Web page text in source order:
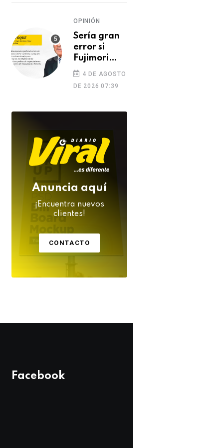
MISCELÁNEA
Spider-Man rompe
récords y lidera la
Extorsionan a
su vivienda
OPINIÓN
Sería gran
error si
Fujimori
indulta a
Castillo o
Toledo
4 DE AGOSTO
DE 2026 07:39
Anuncia aquí
¡Encuentra nuevos
clientes!
CONTACTO
Facebook